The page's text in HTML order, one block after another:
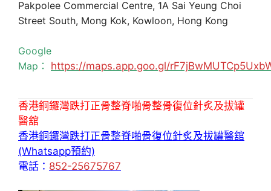
Pakpolee Commercial Centre, 1A Sai Yeung Choi
Street South, Mong Kok, Kowloon, Hong Kong
Google
Map： https://maps.app.goo.gl/
香港銅鑼灣跌打正骨整脊啪骨整骨復位針炙及拔罐
醫舘
香港銅鑼灣跌打正骨整脊啪骨復位針炙及拔罐醫舘
(Whatsapp預約)
電話： 852-25675767